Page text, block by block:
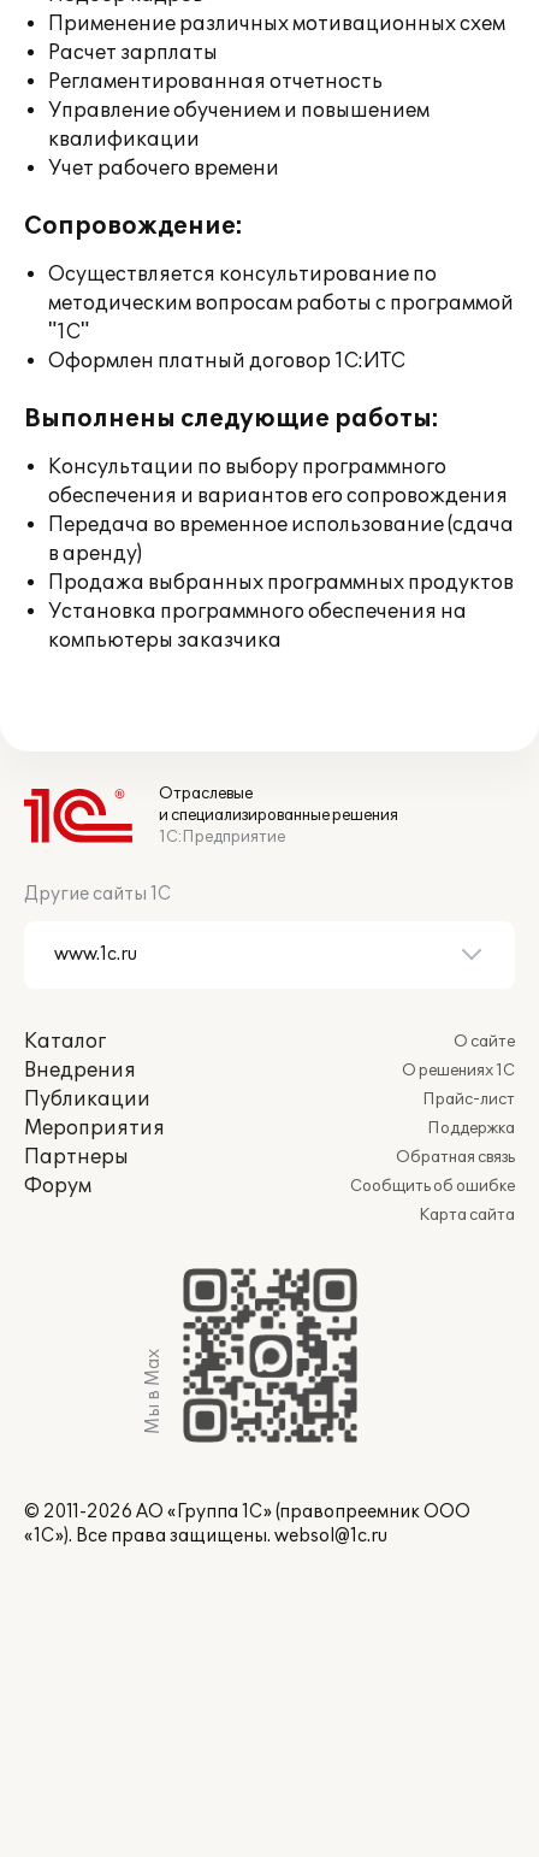
Применение различных мотивационных схем
Расчет зарплаты
Регламентированная отчетность
Управление обучением и повышением
квалификации
Учет рабочего времени
Сопровождение:
Осуществляется консультирование по
методическим вопросам работы с программой
"1С"
Оформлен платный договор 1С:ИТС
Выполнены следующие работы:
Консультации по выбору программного
обеспечения и вариантов его сопровождения
Передача во временное использование (сдача
в аренду)
Продажа выбранных программных продуктов
Установка программного обеспечения на
компьютеры заказчика
Отраслевые
и специализированные решения
1С:Предприятие
Другие сайты 1С
Каталог
Внедрения
Публикации
Мероприятия
Партнеры
Форум
О сайте
О решениях 1С
Прайс-лист
Поддержка
Обратная связь
Сообщить об ошибке
Карта сайта
Мы в Max
© 2011-2026 АО «Группа 1С» (правопреемник ООО
«1С»). Все права защищены. websol@1c.ru